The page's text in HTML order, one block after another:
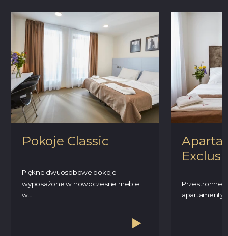
Pokoje Classic
Piękne dwuosobowe pokoje
wyposażone w nowoczesne meble
w...
Przestronne
apartamenty